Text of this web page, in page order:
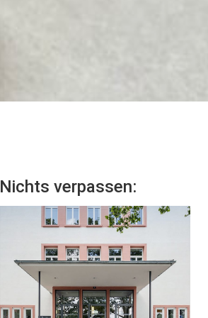
Nichts verpassen: